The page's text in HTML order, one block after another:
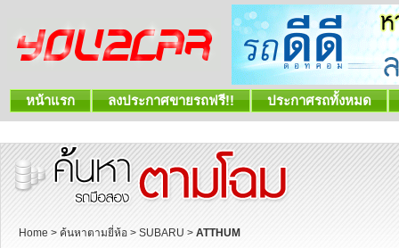
หน้าแรก ลงประกาศขายรถฟรี!! ประกาศรถทั้งหมด
Home > ค้นหาตามยี่ห้อ > SUBARU > ATTHUM